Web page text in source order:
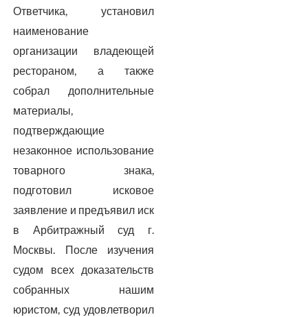
Ответчика, установил
наименование
организации владеющей
рестораном, а также
собрал дополнительные
материалы,
подтверждающие
незаконное использование
товарного знака,
подготовил исковое
заявление и предъявил иск
в Арбитражный суд г.
Москвы. После изучения
судом всех доказательств
собранных нашим
юристом, суд удовлетворил